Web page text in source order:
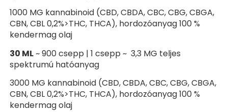
1000 MG kannabinoid (CBD, CBDA, CBC, CBG, CBGA,
CBN, CBL 0,2%>THC, THCA), hordozóanyag 100 %
kendermag olaj
30 ML~ 900 csepp | 1 csepp ~ 3,3 MG teljes
spektrumú hatóanyag
3000 MG kannabinoid (CBD, CBDA, CBC, CBG, CBGA,
CBN, CBL 0,2%>THC, THCA), hordozóanyag 100 %
kendermag olaj